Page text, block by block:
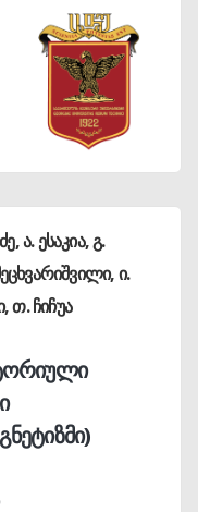
ა. ესაკია, გ.
ი.
თ. ჩიჩუა